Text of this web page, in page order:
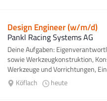
Design Engineer (w/m/d)
Pankl Racing Systems AG
Deine Aufgaben:
sowie Werkzeugkonstruktion,
Werkzeuge und Vorrichtungen,
Bauteiloptimierung,
Köflach heute